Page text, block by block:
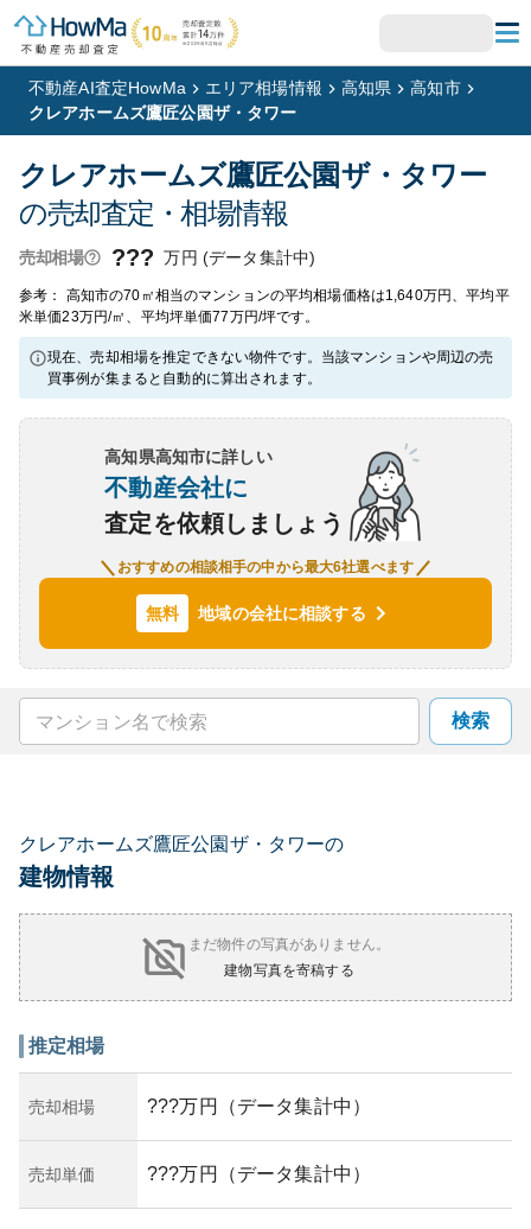
不動産AI査定HowMa エリア相場情報 高知県
高知市
クレアホームズ鷹匠公園ザ・タワー
クレアホームズ鷹匠公園ザ・タワー
の売却査定・相場情報
売却相場 ??? 万円 (データ集計中)
参考： 高知市の70㎡相当のマンションの平均相場価格は1,640万円、平均平
米単価23万円/㎡、平均坪単価77万円/坪です。
現在、売却相場を推定できない物件です。当該マンションや周辺の売
買事例が集まると自動的に算出されます。
高知県高知市に詳しい
不動産会社に
査定を依頼しましょう
おすすめの相談相手の中から最大6社選べます
無料 地域の会社に相談する
検索
クレアホームズ鷹匠公園ザ・タワーの
建物情報
まだ物件の写真がありません。
建物写真を寄稿する
推定相場
売却相場 ???万円（データ集計中）
売却単価 ???万円（データ集計中）